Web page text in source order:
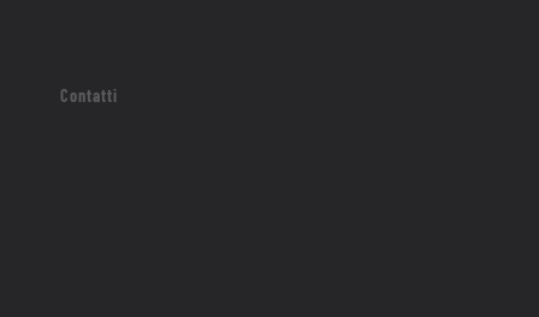
Contatti